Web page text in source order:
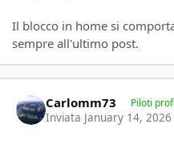
Il blocco in home si
sempre all'ultimo post.
Carlomm73 Piloti
Inviata January 14,